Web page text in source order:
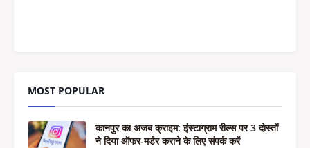
MOST POPULAR
कानपुर का अजब क्राइम: इंस्टाग्राम रील्स पर 3 दोस्तों
ने दिया ऑफर-मर्डर कराने के लिए संपर्क करें